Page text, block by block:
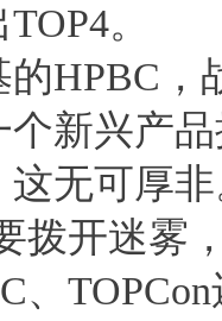
。
HPBC
新兴产
无可厚
拨开迷雾
、